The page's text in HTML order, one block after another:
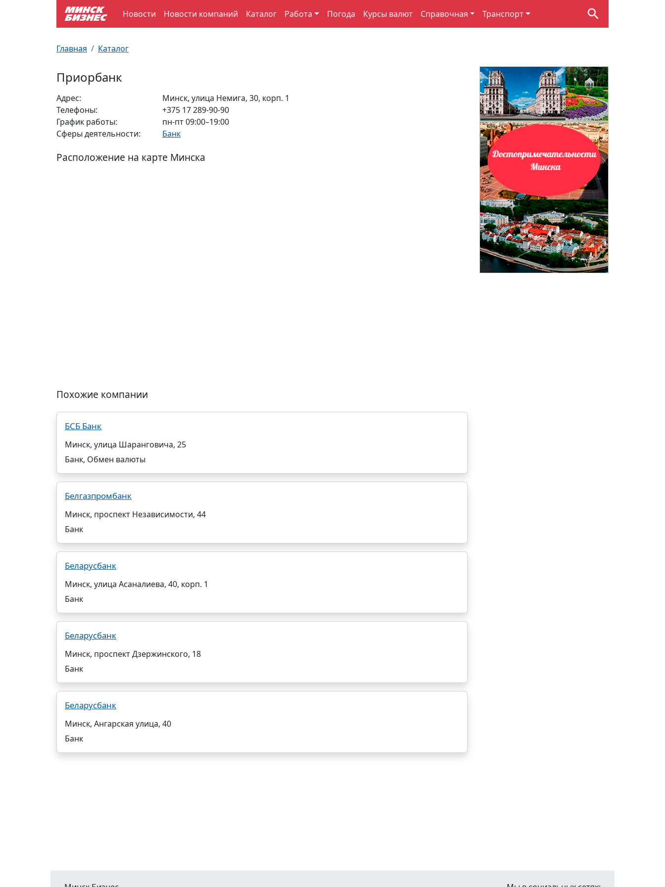
Новости Новости компаний Каталог Работа Погода Курсы валют Справочная Транспорт
Главная Каталог
Приорбанк
Адрес:
Минск, улица Немига, 30, корп. 1
Телефоны:
+375 17 289-90-90
График работы:
пн-пт 09:00–19:00
Сферы деятельности:
Банк
Расположение на карте Минска
Похожие компании
БСБ Банк
Минск, улица Шаранговича, 25
Банк, Обмен валюты
Белгазпромбанк
Минск, проспект Независимости, 44
Банк
Беларусбанк
Минск, улица Асаналиева, 40, корп. 1
Банк
Беларусбанк
Минск, проспект Дзержинского, 18
Банк
Беларусбанк
Минск, Ангарская улица, 40
Банк
Улицы Минска
Производственный календарь
Документы для ЗАГСа
Пробки на дорогах